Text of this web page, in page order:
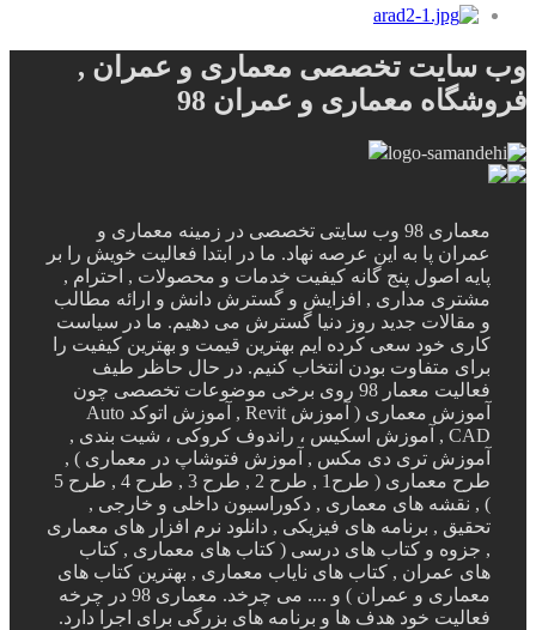
وب سایت تخصصی معماری و عمران ,
فروشگاه معماری و عمران 98
معماری 98 وب سایتی تخصصی در زمینه معماری و
عمران پا به این عرصه نهاد. ما در ابتدا فعالیت خویش را بر
پایه اصول پنج گانه کیفیت خدمات و محصولات , احترام ,
مشتری مداری , افزایش و گسترش دانش و ارائه مطالب
و مقالات جدید روز دنیا گسترش می دهیم. ما در سیاست
کاری خود سعی کرده ایم بهترین قیمت و بهترین کیفیت را
برای متفاوت بودن انتخاب کنیم. در حال حاظر طیف
فعالیت معمار 98 روی برخی موضوعات تخصصی چون
آموزش معماری ( آموزش Revit , آموزش اتوکد Auto
CAD , آموزش اسکیس ، راندوف کروکی ، شیت بندی ,
آموزش تری دی مکس , آموزش فتوشاپ در معماری ) ,
طرح معماری ( طرح1 , طرح 2 , طرح 3 , طرح 4 , طرح 5
) , نقشه های معماری , دکوراسیون داخلی و خارجی ,
تحقیق , برنامه های فیزیکی , دانلود نرم افزار های معماری
, جزوه و کتاب های درسی ( کتاب های معماری , کتاب
های عمران , کتاب های نایاب معماری , بهترین کتاب های
معماری و عمران ) و .... می چرخد. معماری 98 در چرخه
فعالیت خود هدف ها و برنامه های بزرگی برای اجرا دارد.